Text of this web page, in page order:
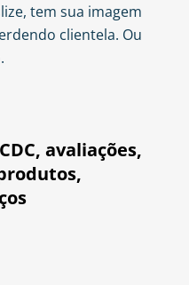
tem sua imagem
clientela. Ou
, avaliações,
,